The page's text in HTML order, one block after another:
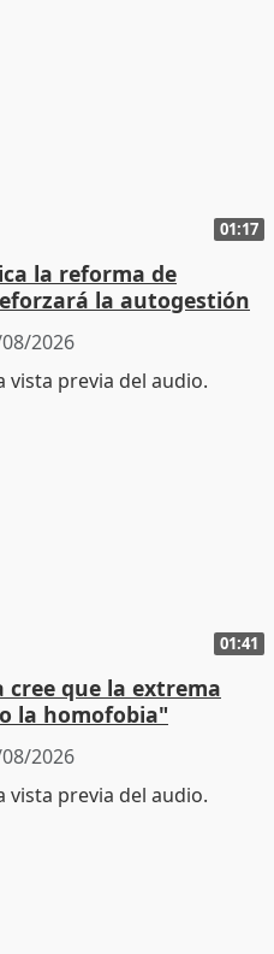
01:17
la reforma de
la autogestión
2026
01:41
cree que la extrema
la homofobia"
2026